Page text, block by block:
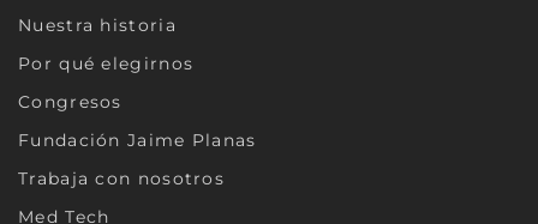
Nuestra historia
Por qué elegirnos
Congresos
Fundación Jaime Planas
Trabaja con nosotros
Med Tech